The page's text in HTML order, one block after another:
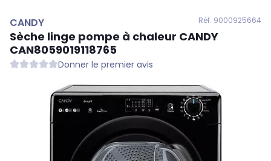
CANDY Réf. 9000925664
Sèche linge pompe à chaleur CANDY
CAN8059019118765
Donner le premier avis